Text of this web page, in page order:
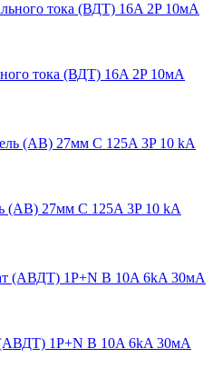
тока (ВДТ) 16A 2P 10мА
(АВ) 27мм C 125A 3P 10 kA
1P+N B 10A 6kA 30мА